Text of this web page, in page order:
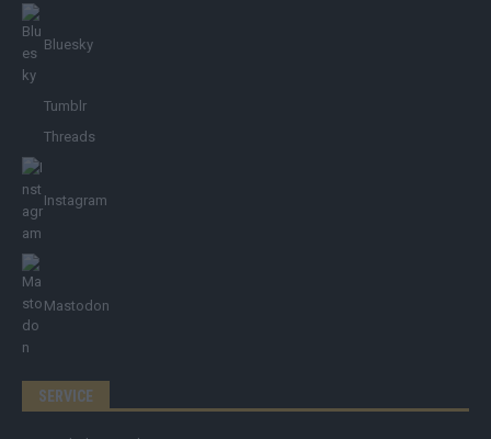
Bluesky
Tumblr
Threads
Instagram
Mastodon
SERVICE